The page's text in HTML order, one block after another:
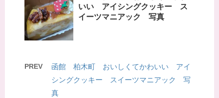
いい アイシングクッキー ス
イーツマニアック 写真
PREV
函館 柏木町 おいしくてかわいい アイ
シングクッキー スイーツマニアック 写
真